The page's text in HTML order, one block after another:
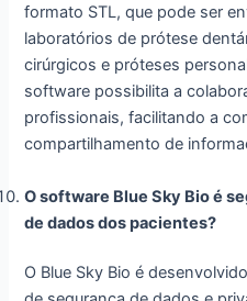
formato STL, que pode ser
laboratórios de prótese
cirúrgicos e próteses
software possibilita a
profissionais, facilitando a
compartilhamento de
O software Blue Sky Bio é
de dados dos pacientes?
O Blue Sky Bio é